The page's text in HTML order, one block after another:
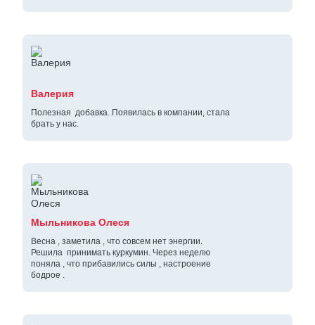
Валерия
Полезная добавка. Появилась в компании, стала
брать у нас.
Мыльникова Олеся
Весна , заметила , что совсем нет энергии.
Решила принимать куркумин. Через неделю
поняла , что прибавились силы , настроение
бодрое .